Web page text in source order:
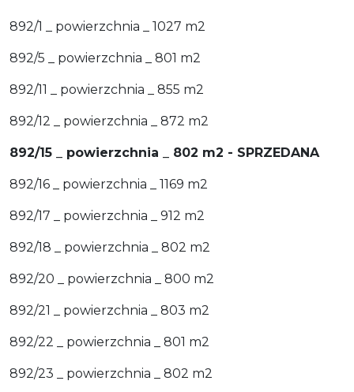
892/1 _ powierzchnia _ 1027 m2
892/5 _ powierzchnia _ 801 m2
892/11 _ powierzchnia _ 855 m2
892/12 _ powierzchnia _ 872 m2
892/15 _ powierzchnia _ 802 m2 - SPRZEDANA
892/16 _ powierzchnia _ 1169 m2
892/17 _ powierzchnia _ 912 m2
892/18 _ powierzchnia _ 802 m2
892/20 _ powierzchnia _ 800 m2
892/21 _ powierzchnia _ 803 m2
892/22 _ powierzchnia _ 801 m2
892/23 _ powierzchnia _ 802 m2